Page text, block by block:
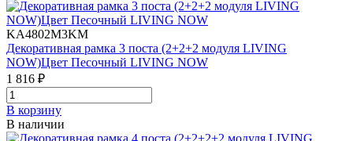
KA4802M3KM
Декоративная рамка 3 поста (2+2+2 модуля LIVING
NOW)Цвет Песочный LIVING NOW
1 816 ₽
В корзинy
В наличии